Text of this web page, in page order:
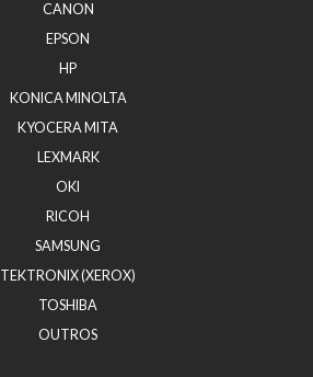
CANON
EPSON
HP
KONICA MINOLTA
KYOCERA MITA
LEXMARK
OKI
RICOH
SAMSUNG
TEKTRONIX (XEROX)
TOSHIBA
OUTROS